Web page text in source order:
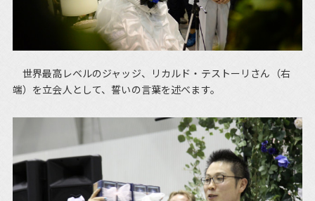
世界最高レベルのジャッジ、リカルド・テストーリさん（右
端）を立会人として、誓いの言葉を述べます。